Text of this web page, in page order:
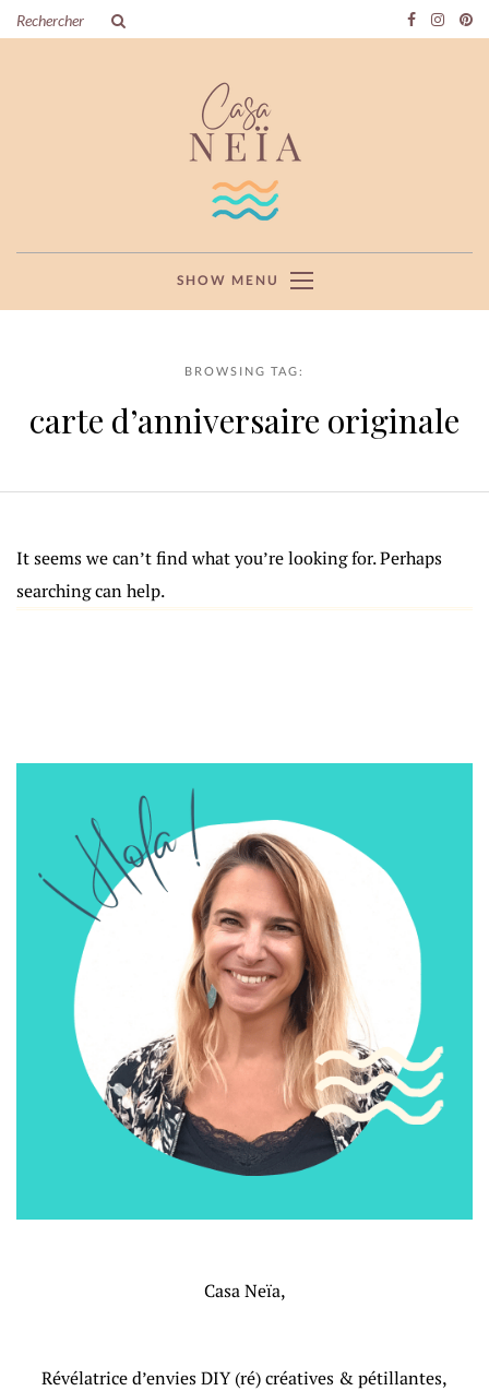
SHOW MENU
BROWSING TAG:
carte d’anniversaire originale
It seems we can’t find what you’re looking for. Perhaps
searching can help.
Casa Neïa,
Révélatrice d’envies DIY (ré) créatives & pétillantes,